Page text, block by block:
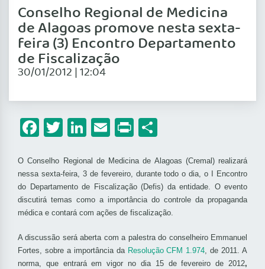
Conselho Regional de Medicina
de Alagoas promove nesta sexta-
feira (3) Encontro Departamento
de Fiscalização
30/01/2012 | 12:04
Facebook
Twitter
LinkedIn
Email
Print
O Conselho Regional de Medicina de Alagoas (Cremal) realizará
nessa sexta-feira, 3 de fevereiro, durante todo o dia, o I Encontro
do Departamento de Fiscalização (Defis) da entidade. O evento
discutirá temas como a importância do controle da propaganda
médica e contará com ações de fiscalização.
A discussão será aberta com a palestra do conselheiro Emmanuel
Fortes, sobre a importância da Resolução CFM 1.974, de 2011. A
norma, que entrará em vigor no dia 15 de fevereiro de 2012,